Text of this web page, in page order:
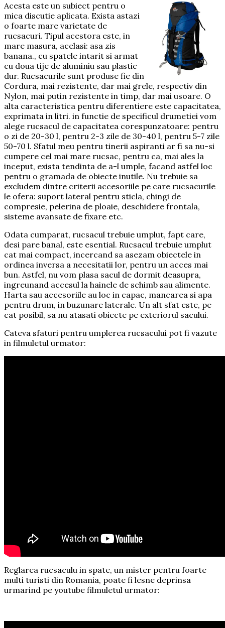
Acesta este un subiect pentru o
mica discutie aplicata. Exista astazi
o foarte mare varietate de
rucsacuri. Tipul acestora este, in
mare masura, acelasi: asa zis
banana., cu spatele intarit si armat
cu doua tije de aluminiu sau plastic
dur. Rucsacurile sunt produse fie din
Cordura, mai rezistente, dar mai grele, respectiv din
Nylon, mai putin rezistente in timp, dar mai usoare. O
alta caracteristica pentru diferentiere este capacitatea,
exprimata in litri. in functie de specificul drumetiei vom
alege rucsacul de capacitatea corespunzatoare: pentru
o zi de 20-30 l, pentru 2-3 zile de 30-40 l, pentru 5-7 zile
50-70 l. Sfatul meu pentru tinerii aspiranti ar fi sa nu-si
cumpere cel mai mare rucsac, pentru ca, mai ales la
inceput, exista tendinta de a-l umple, facand astfel loc
pentru o gramada de obiecte inutile. Nu trebuie sa
excludem dintre criterii accesoriile pe care rucsacurile
le ofera: suport lateral pentru sticla, chingi de
compresie, pelerina de ploaie, deschidere frontala,
sisteme avansate de fixare etc.
Odata cumparat, rucsacul trebuie umplut, fapt care,
desi pare banal, este esential. Rucsacul trebuie umplut
cat mai compact, incercand sa asezam obiectele in
ordinea inversa a necesitatii lor, pentru un acces mai
bun. Astfel, nu vom plasa sacul de dormit deasupra,
ingreunand accesul la hainele de schimb sau alimente.
Harta sau accesoriile au loc in capac, mancarea si apa
pentru drum, in buzunare laterale. Un alt sfat este, pe
cat posibil, sa nu atasati obiecte pe exteriorul sacului.
Cateva sfaturi pentru umplerea rucsacului pot fi vazute
in filmuletul urmator:
Reglarea rucsaculu in spate, un mister pentru foarte
multi turisti din Romania, poate fi lesne deprinsa
urmarind pe youtube filmuletul urmator: